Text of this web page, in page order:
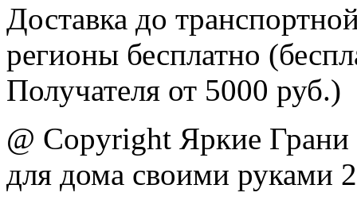
Доставка до
регионы бесплатно
Получателя от 5000 руб.)
@ Copyright Яркие Грани
для дома своими руками